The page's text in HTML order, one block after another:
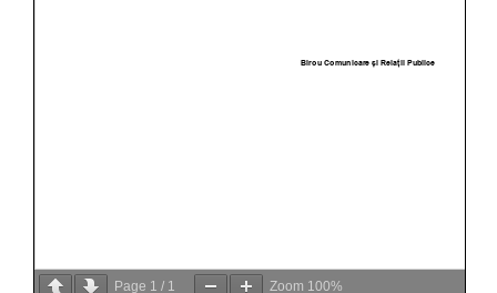
Page 1 / 1 Zoom 100%